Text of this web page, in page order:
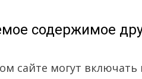
содержимое
сайте могут